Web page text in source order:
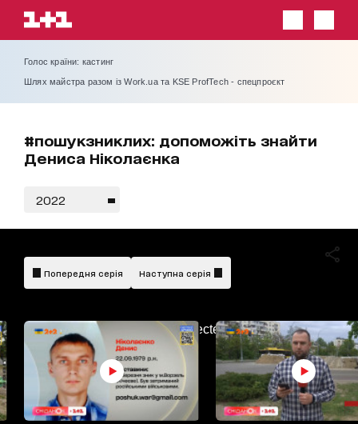
Голос країни: кастинг
Шлях майстра разом із Work.ua та KSE ProfTech - спецпроєкт
#пошукзниклих: допоможіть знайти
Дениса Ніколаєнка
2022
AdBlockDetected!
Попередня серія Наступна серія